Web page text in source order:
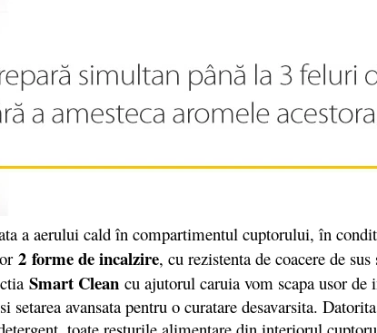
a aerului cald în compartimentul cuptorului, în
2 forme de incalzire, cu rezistenta de coacere de
Smart Clean cu ajutorul caruia vom scapa usor
avansata pentru o curatare desavarsita.